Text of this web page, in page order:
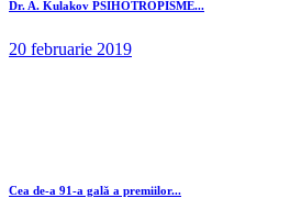
Dr. A. Kulakov PSIHOTROPISME...
20 februarie 2019
Cea de-a 91-a gală a premiilor...